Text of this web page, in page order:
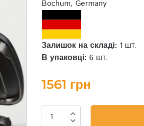
Bochum, Germany
Залишок на складі: 1 шт.
В упаковці: 6 шт.
1561 грн
expand_less
expand_more